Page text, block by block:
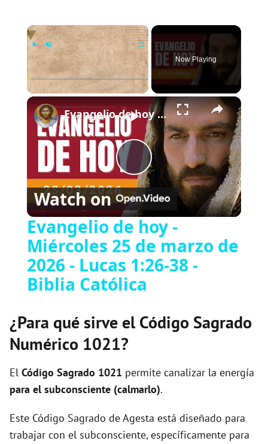
×
Fullscreen
Now Playing
×
P
l
a
y
V
d
e
Evangelio de hoy - Miércoles 25 de marzo de 2026 - Lucas 1:26-38 - Biblia Católica
Watch on
Evangelio de hoy -
Miércoles 25 de marzo de
2026 - Lucas 1:26-38 -
Biblia Católica
¿Para qué sirve el Código Sagrado
Numérico 1021?
El Código Sagrado 1021 permite canalizar la energía
para el subconsciente (calmarlo).
Este Código Sagrado de Agesta está diseñado para
trabajar con el subconsciente, específicamente para